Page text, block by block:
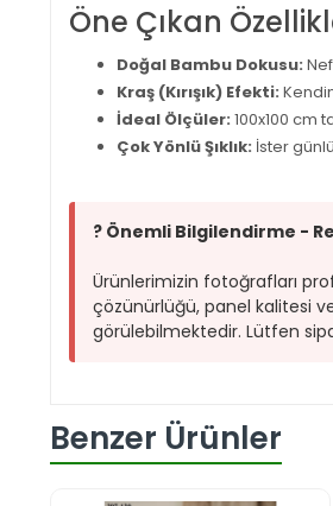
Öne Çıkan
Doğal Bambu Dokusu:
Kraş (Kırışık) Efekti:
İdeal Ölçüler: 100x100 cm
Çok Yönlü Şıklık: İster
? Önemli Bilgilendirme -
Ürünlerimizin fotoğrafları
çözünürlüğü, panel kalitesi
görülebilmektedir. Lütfen
Benzer Ürünler